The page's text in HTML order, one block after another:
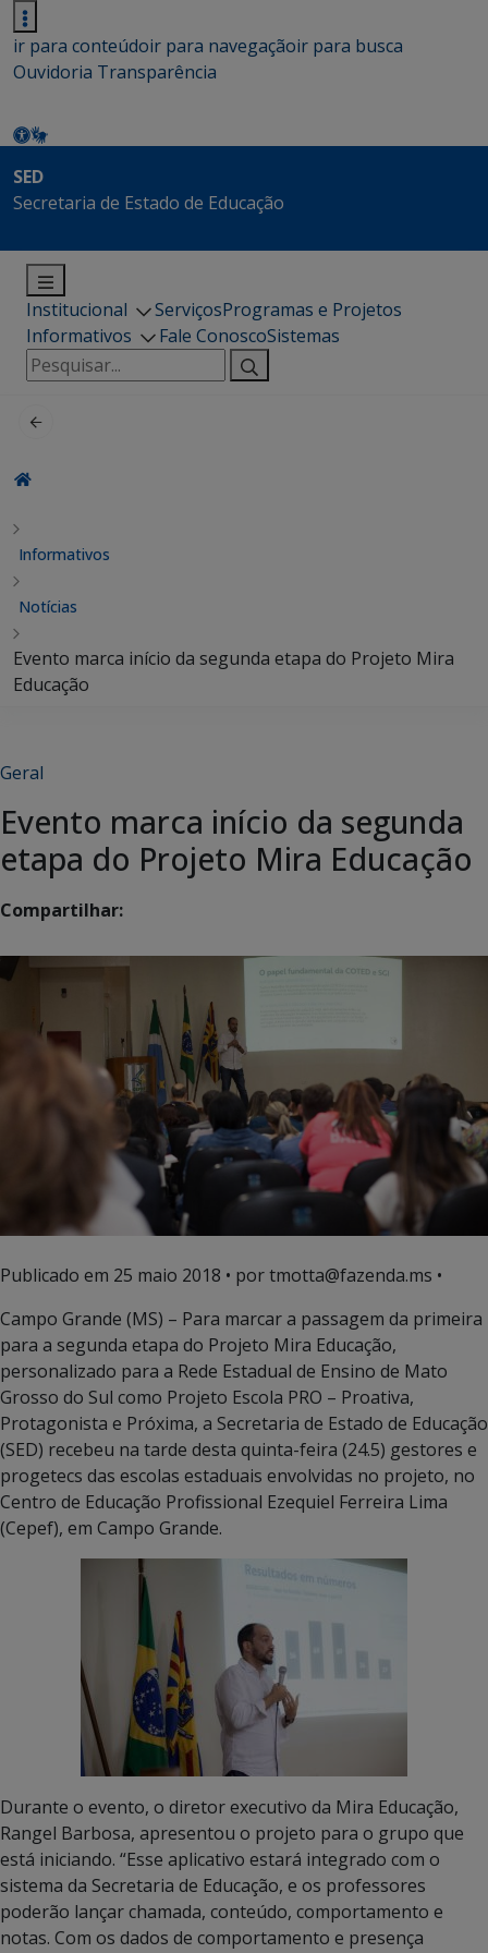
ir para conteúdoir para navegaçãoir para busca
Ouvidoria Transparência
SED
Secretaria de Estado de Educação
Institucional ServiçosProgramas e Projetos
Informativos
Fale ConoscoSistemas
Pesquisar
por:
Informativos
Notícias
Evento marca início da segunda etapa do Projeto Mira
Educação
Geral
Evento marca início da segunda
etapa do Projeto Mira Educação
Compartilhar:
Publicado em 25 maio 2018 • por tmotta@fazenda.ms •
Campo Grande (MS) – Para marcar a passagem da primeira
para a segunda etapa do Projeto Mira Educação,
personalizado para a Rede Estadual de Ensino de Mato
Grosso do Sul como Projeto Escola PRO – Proativa,
Protagonista e Próxima, a Secretaria de Estado de Educação
(SED) recebeu na tarde desta quinta-feira (24.5) gestores e
progetecs das escolas estaduais envolvidas no projeto, no
Centro de Educação Profissional Ezequiel Ferreira Lima
(Cepef), em Campo Grande.
Durante o evento, o diretor executivo da Mira Educação,
Rangel Barbosa, apresentou o projeto para o grupo que
está iniciando. “Esse aplicativo estará integrado com o
sistema da Secretaria de Educação, e os professores
poderão lançar chamada, conteúdo, comportamento e
notas. Com os dados de comportamento e presença